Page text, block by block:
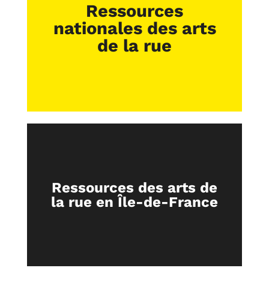
Ressources
nationales des arts
de la rue
Ressources des arts de
la rue en Île-de-France